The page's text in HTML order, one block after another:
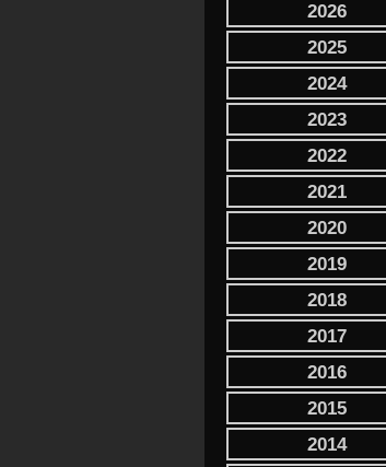
2026
2025
2024
2023
2022
2021
2020
2019
2018
2017
2016
2015
2014